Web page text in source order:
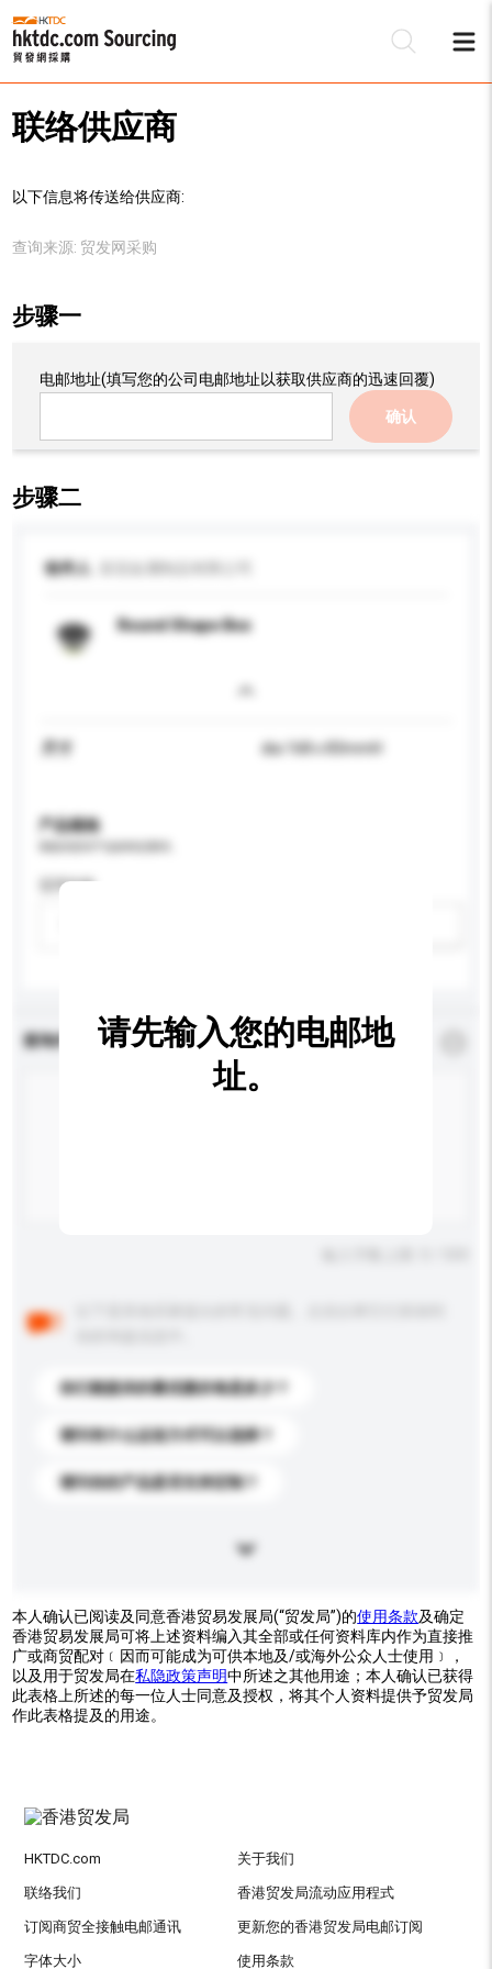
联络供应商
以下信息将传送给供应商:
查询来源: 贸发网采购
步骤一
电邮地址(填写您的公司电邮地址以获取供应商的迅速回覆)
确认
步骤二
收件人
Round Shape Box
dia 168 x 83mmH
产品规格
适用年龄
查询内容 *必须填写
你们能提供的最优惠价格是多少？
请问有什么运送方式可以选择？
请问你的产品是否支持定制？
请先输入您的电邮地
址。
本人确认已阅读及同意香港贸易发展局(“贸发局”)的使用条款及确定
香港贸易发展局可将上述资料编入其全部或任何资料库内作为直接推
广或商贸配对﹝因而可能成为可供本地及/或海外公众人士使用﹞，
以及用于贸发局在私隐政策声明中所述之其他用途；本人确认已获得
此表格上所述的每一位人士同意及授权，将其个人资料提供予贸发局
作此表格提及的用途。
HKTDC.com 关于我们
联络我们 香港贸发局流动应用程式
订阅商贸全接触电邮通讯 更新您的香港贸发局电邮订阅
字体大小 使用条款